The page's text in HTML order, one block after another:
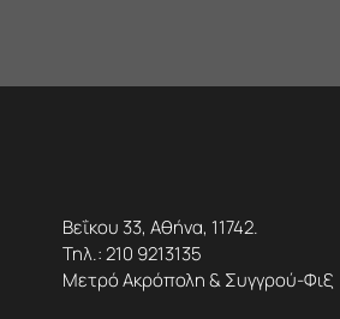
Βεΐκου 33, Αθήνα, 11742.
Τηλ.:210 9213135
Μετρό Ακρόπολη & Συγγρού-Φιξ